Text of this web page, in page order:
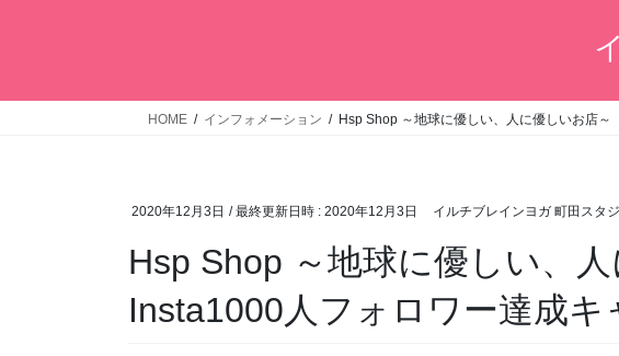
HOME インフォメーション Hsp Shop ～地球に優しい、人に優しいお店
2020年12月3日 / 最終更新日時 : 2020年12月3日 イルチブレインヨガ 町田スタ
Hsp Shop ～地球に優しい、
Insta1000人フォロワー達成キ